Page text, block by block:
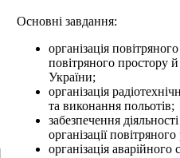
Основні завдання:
організація
повітряного простору
України;
організація
та виконання польотів;
забезпечення
організації
організація